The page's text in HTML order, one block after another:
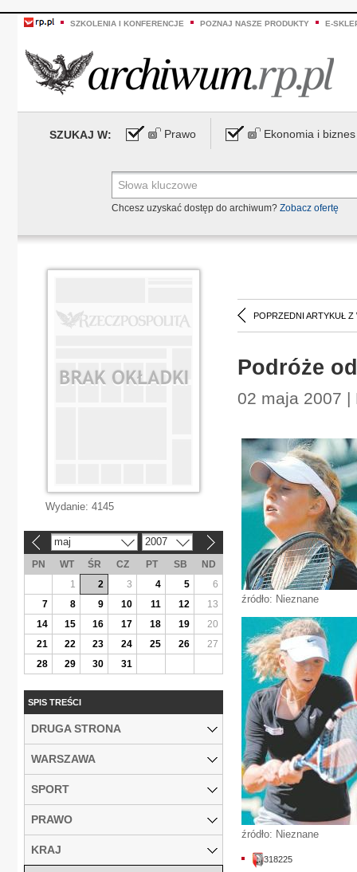
SZKOLENIA I KONFERENCJE POZNAJ NASZE PRODUKTY E-
SZUKAJ W: Prawo Ekonomia i biznes
Chcesz uzyskać dostęp do archiwum? Zobacz ofertę
POPRZEDNI ARTYKUŁ Z
Podróże
02 maja 2007 |
źródło: Nieznane
źródło: Nieznane
318225
Wydanie: 4145
maj 2007
PN WT ŚR CZ PT SB
ND
1
2 3 4 5
6
7
8 9 10 11 12
13
14
15 16 17 18 19
20
21
22 23 24 25 26
27
28
29 30 31
SPIS TREŚCI
DRUGA STRONA
WARSZAWA
SPORT
PRAWO
KRAJ